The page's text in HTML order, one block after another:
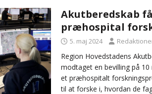
Akutberedskab
præhospital
5. maj 2024
Region Hovedstadens
modtaget en bevilling på
et præhospitalt
til at forske i, hvordan de